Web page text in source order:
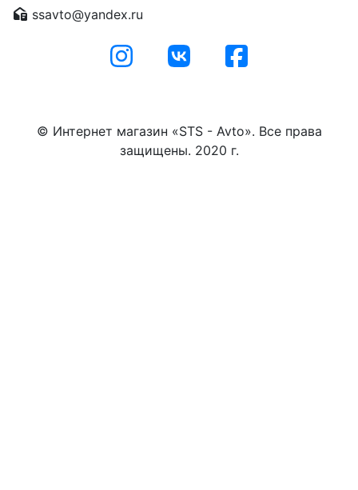
ssavto@yandex.ru
© Интернет магазин «STS - Avto». Все права
защищены. 2020 г.